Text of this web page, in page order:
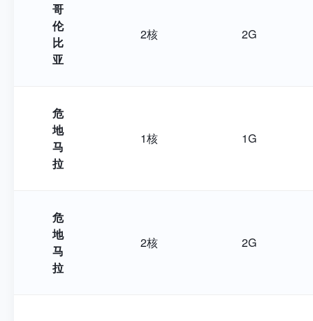
哥
伦
比
亚
2核 2G
危
地
马
拉
1核 1G
危
地
马
拉
2核 2G